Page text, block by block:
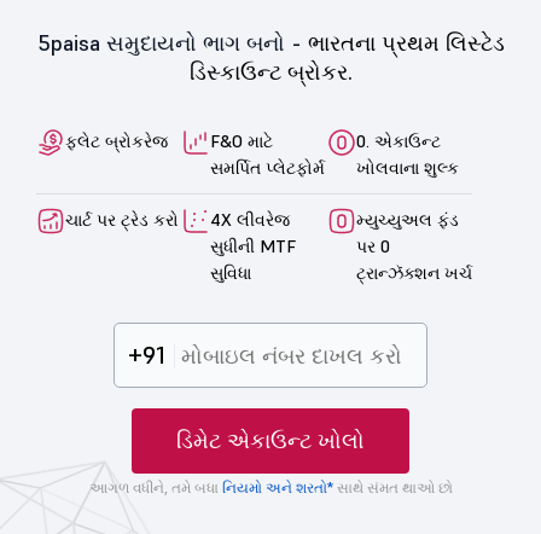
5paisa સમુદાયનો ભાગ બનો - ભારતના પ્રથમ લિસ્ટેડ
ડિસ્કાઉન્ટ બ્રોકર.
ફ્લેટ બ્રોકરેજ
F&O માટે
સમર્પિત પ્લેટફોર્મ
0. એકાઉન્ટ
ખોલવાના શુલ્ક
ચાર્ટ પર ટ્રેડ કરો
4X લીવરેજ
સુધીની MTF
સુવિધા
મ્યુચ્યુઅલ ફંડ
પર 0
ટ્રાન્ઝૅક્શન ખર્ચ
+91
ડિમેટ એકાઉન્ટ ખોલો
આગળ વધીને, તમે બધા નિયમો અને શરતો*સાથે સંમત થાઓ છો